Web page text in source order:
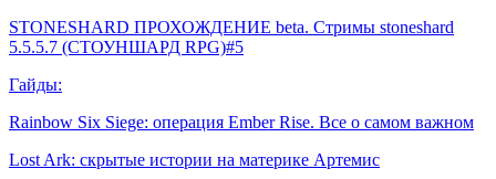
STONESHARD ПРОХОЖДЕНИЕ beta. Стримы stoneshard
5.5.5.7 (СТОУНШАРД RPG)#5
Гайды:
Rainbow Six Siege: операция Ember Rise. Все о самом важном
Lost Ark: скрытые истории на материке Артемис